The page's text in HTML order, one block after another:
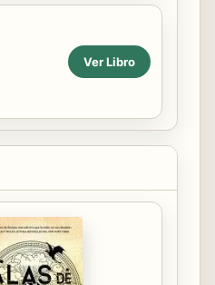
Ver Libro